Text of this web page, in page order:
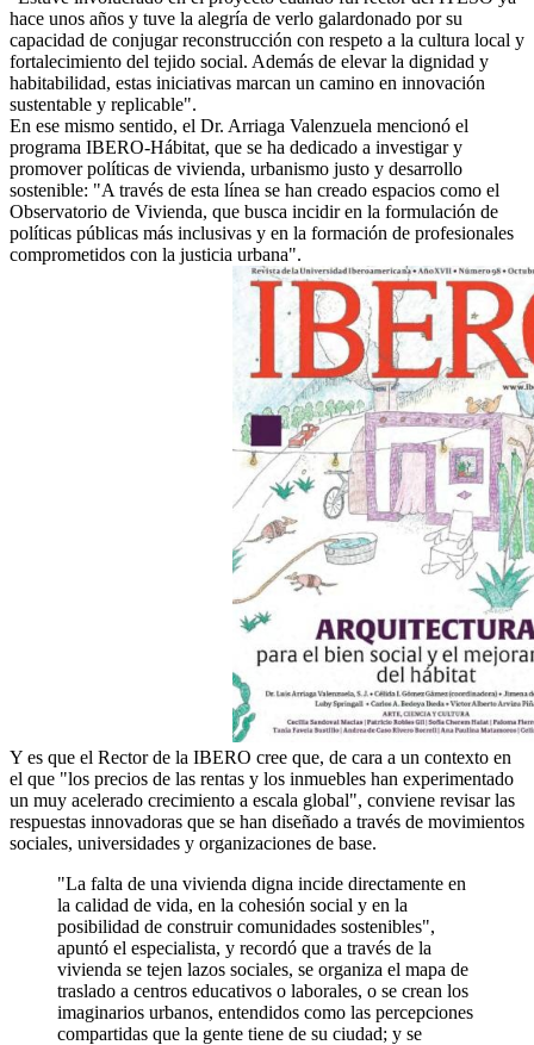
hace unos años y tuve la alegría de verlo galardonado por su
capacidad de conjugar reconstrucción con respeto a la cultura local y
fortalecimiento del tejido social. Además de elevar la dignidad y
habitabilidad, estas iniciativas marcan un camino en innovación
sustentable y replicable".
En ese mismo sentido, el Dr. Arriaga Valenzuela mencionó el
programa IBERO-Hábitat, que se ha dedicado a investigar y
promover políticas de vivienda, urbanismo justo y desarrollo
sostenible: "A través de esta línea se han creado espacios como el
Observatorio de Vivienda, que busca incidir en la formulación de
políticas públicas más inclusivas y en la formación de profesionales
comprometidos con la justicia urbana".
Y es que el Rector de la IBERO cree que, de cara a un contexto en
el que "los precios de las rentas y los inmuebles han experimentado
un muy acelerado crecimiento a escala global", conviene revisar las
respuestas innovadoras que se han diseñado a través de movimientos
sociales, universidades y organizaciones de base.
"La falta de una vivienda digna incide directamente en
la calidad de vida, en la cohesión social y en la
posibilidad de construir comunidades sostenibles",
apuntó el especialista, y recordó que a través de la
vivienda se tejen lazos sociales, se organiza el mapa de
traslado a centros educativos o laborales, o se crean los
imaginarios urbanos, entendidos como las percepciones
compartidas que la gente tiene de su ciudad; y se